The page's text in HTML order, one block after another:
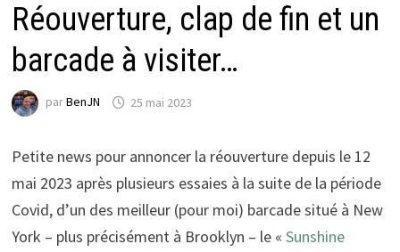
Réouverture, clap de fin et un
barcade à visiter…
parBenJN 25 mai 2023
Petite news pour annoncer la réouverture depuis le 12
mai 2023 après plusieurs essaies à la suite de la période
Covid, d’un des meilleur (pour moi) barcade situé à New
York – plus précisément à Brooklyn – le « Sunshine